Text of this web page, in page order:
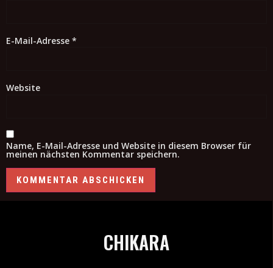
E-Mail-Adresse *
Website
Name, E-Mail-Adresse und Website in diesem Browser für
meinen nächsten Kommentar speichern.
CHIKARA